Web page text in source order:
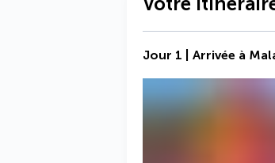
Jour 1 | Arrivée à